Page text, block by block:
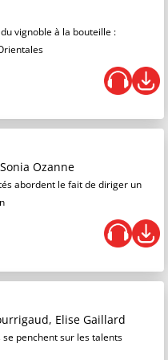
vignoble à la bouteille :
Ozanne
abordent le fait de diriger un
Elise Gaillard
penchent sur les talents